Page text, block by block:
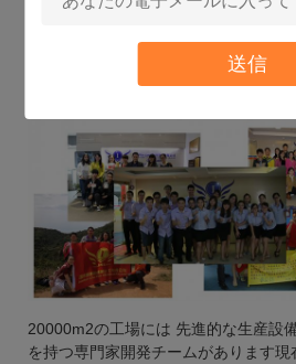
送信
20000m2の工場には 先進的な生産設
を持つ専門家開発チームがあります